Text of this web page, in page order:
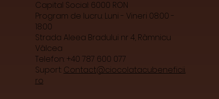
Capital Social: 6000 RON
Program de lucru: Luni - Vineri 08:00 -
18:00
Strada Aleea Bradului nr 4, Râmnicu
Vâlcea
Telefon: +40 787 600 077
Suport: Contact@ciocolatacubeneficii.
ro